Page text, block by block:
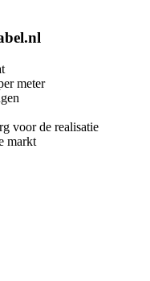
meter
voor de realisatie
markt